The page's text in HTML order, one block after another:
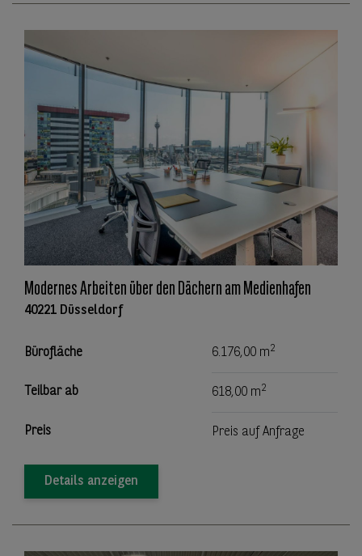
Modernes Arbeiten über den Dächern am Medienhafen
40221 Düsseldorf
Bürofläche 6.176,00 m2
Teilbar ab 618,00 m2
Preis Preis auf Anfrage
Details anzeigen